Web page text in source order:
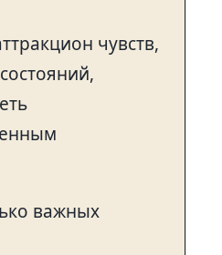
чувств,
важных